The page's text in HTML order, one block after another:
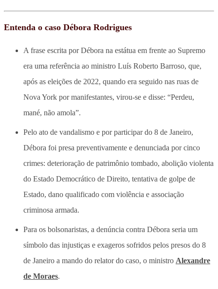
Entenda o caso Débora Rodrigues
A frase escrita por Débora na estátua em frente ao Supremo
era uma referência ao ministro Luís Roberto Barroso, que,
após as eleições de 2022, quando era seguido nas ruas de
Nova York por manifestantes, virou-se e disse: “Perdeu,
mané, não amola”.
Pelo ato de vandalismo e por participar do 8 de Janeiro,
Débora foi presa preventivamente e denunciada por cinco
crimes: deterioração de patrimônio tombado, abolição violenta
do Estado Democrático de Direito, tentativa de golpe de
Estado, dano qualificado com violência e associação
criminosa armada.
Para os bolsonaristas, a denúncia contra Débora seria um
símbolo das injustiças e exageros sofridos pelos presos do 8
de Janeiro a mando do relator do caso, o ministro Alexandre
de Moraes.